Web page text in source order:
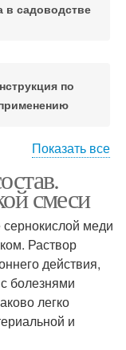
в садоводстве
по
Показать все
смеси
сернокислой меди
Раствор
действия,
болезнями
легко
и